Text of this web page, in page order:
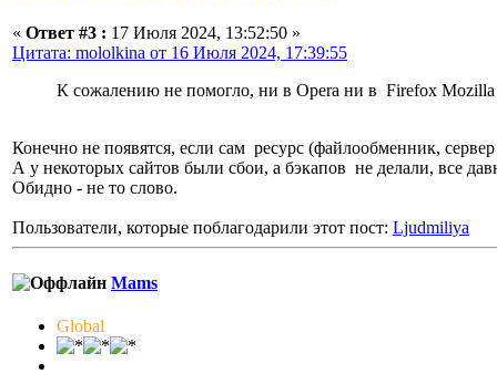
« Ответ #3 : 17 Июля 2024, 13:52:50 »
Цитата: mololkina от 16 Июля 2024, 17:39:55
К сожалению не помогло, ни в Opera ни в Firefox Mozilla
Конечно не появятся, если сам ресурс (файлообменник,
А у некоторых сайтов были сбои, а бэкапов не делали, все
Обидно - не то слово.
Пользователи, которые поблагодарили этот пост: Ljudmiliya
Mams
Global